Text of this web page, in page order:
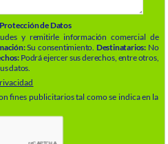
de Datos
y remitirle información comercial de
Su consentimiento. Destinatarios:No
Podrá ejercer sus derechos, entre otros,
datos.
fines publicitarios tal como se indica en la